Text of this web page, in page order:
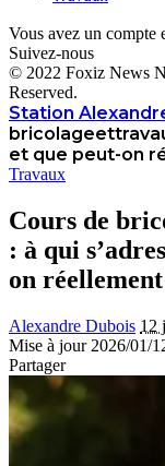
Vous avez un compte
Suivez-nous
© 2022 Foxiz News
Reserved.
Station
et que peut-on
Travaux
Cours de
: à qui
on
Alexandre Dubois 12
Mise à jour 2026/01/
Partager